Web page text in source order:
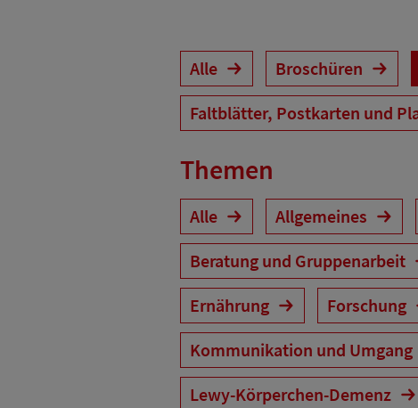
Alle Broschüren
Faltblätter, Postkarten und
Themen
Alle Allgemeines
Beratung und Gruppenarbeit
Ernährung
Forschung
Kommunikation und Umgang
Lewy-Körperchen-Demenz